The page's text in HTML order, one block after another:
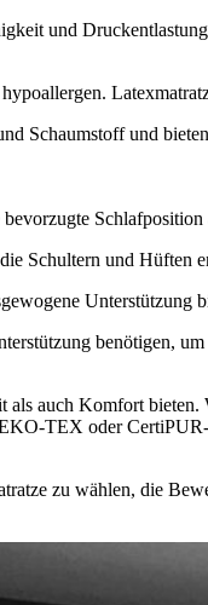
und
Schaumstoff und
Schlafposition
Schultern und Hüften
Unterstützung
benötigen,
auch Komfort
TEX oder
zu wählen, die